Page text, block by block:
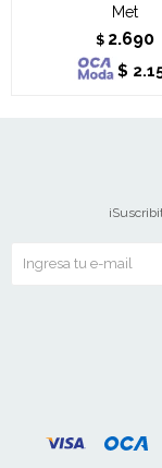
Met
$ 2.690
$